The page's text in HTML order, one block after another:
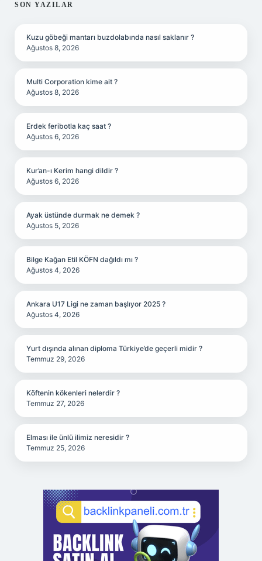
SIDEBAR
SON YAZILAR
Kuzu göbeği mantarı buzdolabında nasıl saklanır ?
Ağustos 8, 2026
Multi Corporation kime ait ?
Ağustos 8, 2026
Erdek feribotla kaç saat ?
Ağustos 6, 2026
Kur’an-ı Kerim hangi dildir ?
Ağustos 6, 2026
Ayak üstünde durmak ne demek ?
Ağustos 5, 2026
Bilge Kağan Etil KÖFN dağıldı mı ?
Ağustos 4, 2026
Ankara U17 Ligi ne zaman başlıyor 2025 ?
Ağustos 4, 2026
Yurt dışında alınan diploma Türkiye’de geçerli midir ?
Temmuz 29, 2026
Köftenin kökenleri nelerdir ?
Temmuz 27, 2026
Elması ile ünlü ilimiz neresidir ?
Temmuz 25, 2026